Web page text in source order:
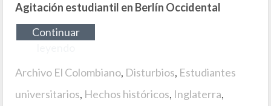
Agitación estudiantil en Berlín Occidental
Continuar
Archivo El Colombiano, Disturbios, Estudiantes
universitarios, Hechos históricos, Inglaterra,